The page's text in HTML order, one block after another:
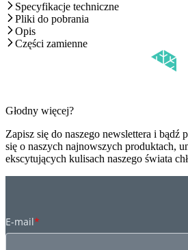
Specyfikacje techniczne
Pliki do pobrania
Opis
Części zamienne
Głodny więcej?
Zapisz się do naszego newslettera i bądź
się o naszych najnowszych produktach,
ekscytujących kulisach naszego świata
E-mail*